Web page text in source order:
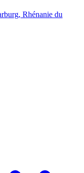
Rhénanie du